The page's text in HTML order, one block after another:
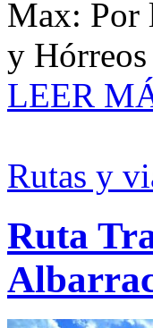
Max: Por
y Hórreos
LEER
Rutas y
Ruta